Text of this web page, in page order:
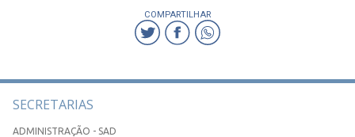
COMPARTILHAR
SECRETARIAS
ADMINISTRAÇÃO - SAD